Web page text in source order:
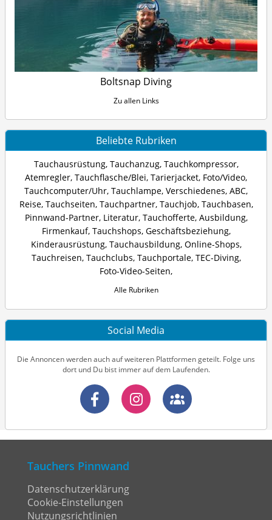
Boltsnap Diving
Zu allen Links
Beliebte Rubriken
Tauchausrüstung, Tauchanzug, Tauchkompressor,
Atemregler, Tauchflasche/Blei, Tarierjacket, Foto/Video,
Tauchcomputer/Uhr, Tauchlampe, Verschiedenes, ABC,
Reise, Tauchseiten, Tauchpartner, Tauchjob, Tauchbasen,
Pinnwand-Partner, Literatur, Tauchofferte, Ausbildung,
Firmenkauf, Tauchshops, Geschäftsbeziehung,
Kinderausrüstung, Tauchausbildung, Online-Shops,
Tauchreisen, Tauchclubs, Tauchportale, TEC-Diving,
Foto-Video-Seiten,
Alle Rubriken
Social Media
Die Annoncen werden auch auf weiteren Plattformen geteilt. Folge uns
dort und Du bist immer auf dem Laufenden.
Tauchers Pinnwand
Datenschutzerklärung
Cookie-Einstellungen
Nutzungsrichtlinien